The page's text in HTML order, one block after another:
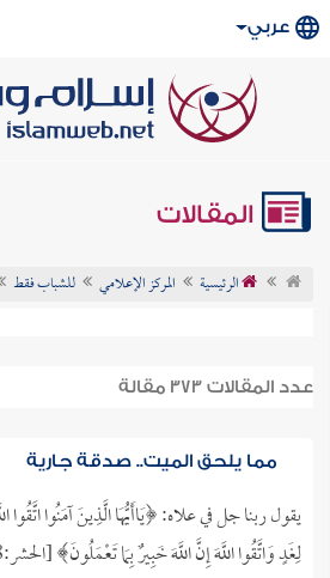
عربي
المقالات
الرئيسية المركز الإعلامي للشباب فقط
عدد المقالات 373 مقالة
مما يلحق الميت.. صدقة جارية
يقول ربنا جل في علاه: ﴿يَاأَيُّهَا الَّذِينَ آمَنُوا
لِغَدٍ وَاتَّقُوا اللَّهَ إِنَّ اللَّهَ خَبِيرٌ بِمَا تَعْمَلُونَ﴾ [الحشر:18]، وهذه..